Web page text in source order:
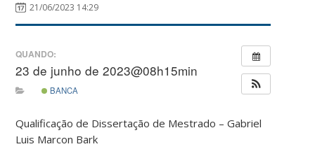
21/06/2023 14:29
QUANDO:
23 de junho de 2023@08h15min
BANCA
Qualificação de Dissertação de Mestrado – Gabriel
Luis Marcon Bark